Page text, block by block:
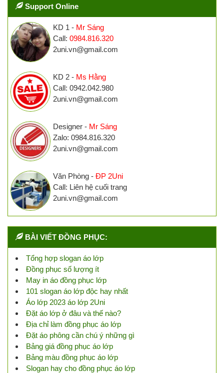
Support Online
KD 1 - Mr Sáng
Call: 0984.816.320
2uni.vn@gmail.com
KD 2 - Ms Hằng
Call: 0942.042.980
2uni.vn@gmail.com
Designer - Mr Sáng
Zalo: 0984.816.320
2uni.vn@gmail.com
Văn Phòng - ĐP 2Uni
Call: Liên hệ cuối trang
2uni.vn@gmail.com
BÀI VIẾT ĐỒNG PHỤC:
Tổng hợp slogan áo lớp
Đồng phục số lượng ít
May in áo đồng phục lớp
101 slogan áo lớp độc hay nhất
Áo lớp 2023 áo lớp 2Uni
Đặt áo lớp ở đâu và thế nào?
Địa chỉ làm đồng phục áo lớp
Đặt áo phông cần chú ý những gì
Bảng giá đồng phục áo lớp
Bảng màu đồng phục áo lớp
Slogan hay cho đồng phục áo lớp